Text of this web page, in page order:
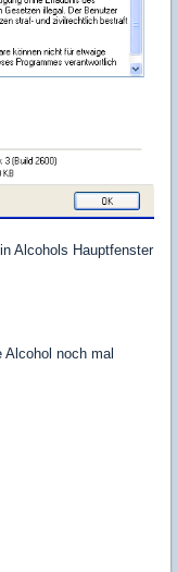
Alcohols Hauptfenster
Alcohol noch mal